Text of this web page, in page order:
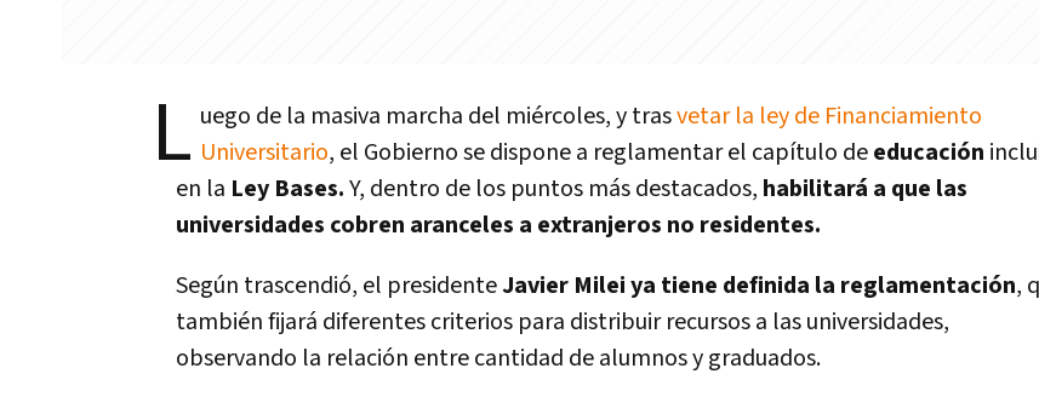
L uego de la masiva marcha del miércoles, y trasvetar la ley de Financiamiento
Universitario, el Gobierno se dispone a reglamentar el capítulo deeducación
en la Ley Bases.Y, dentro de los puntos más destacados, habilitará a que las
universidades cobren aranceles a extranjeros no residentes.
Según trascendió, el presidenteJavier Milei ya tiene definida la reglamentación,
también fijará diferentes criterios para distribuir recursos a las universidades,
observando la relación entre cantidad de alumnos y graduados.